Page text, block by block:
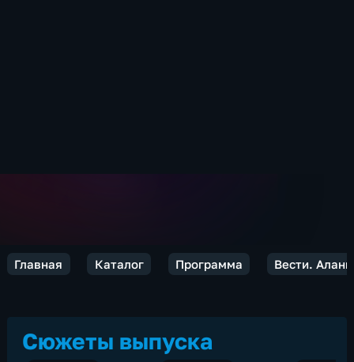
Главная Каталог Программа Вести.
Сюжеты выпуска